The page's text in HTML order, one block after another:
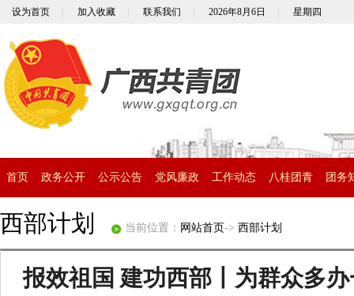
设为首页 加入收藏 联系我们 2026年8月6日 星期四
首页 政务公开 公示公告 党风廉政 工作动态 八桂团青 团务
西部计划 当前位置： 网站首页-> 西部计划
报效祖国 建功西部丨为群众多